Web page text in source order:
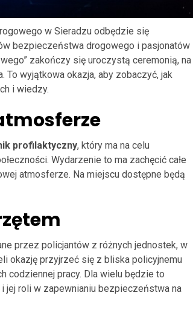
w Sieradzu odbędzie się
bezpieczeństwa drogowego i pasjonatów
zakończy się uroczystą ceremonią, na
wyjątkowa okazja, aby zobaczyć, jak
i wiedzy.
profilaktyczny, który ma na celu
Wydarzenie to ma zachęcić całe
atmosferze. Na miejscu dostępne będą
przez policjantów z różnych jednostek, w
okazję przyjrzeć się z bliska policyjnemu
codziennej pracy. Dla wielu będzie to
jej roli w zapewnianiu bezpieczeństwa na